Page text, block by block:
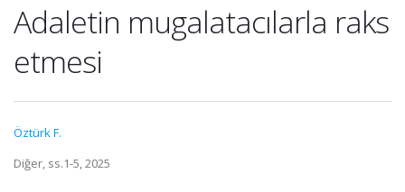
Adaletin mugalatacılarla raks
etmesi
Öztürk F.
Diğer, ss.1-5, 2025